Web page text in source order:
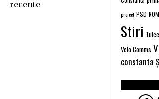
recente
proiect PSD
Stiri
Velo Comms
constanta